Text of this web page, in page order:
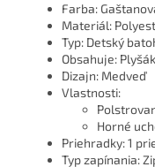
Farba:
Materiál:
Typ: Detský
Obsahuje: Plyšák
Dizajn: Medveď
Vlastnosti:
Horné
Priehradky: 1
Typ zapínania: